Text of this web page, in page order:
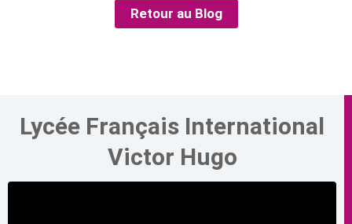
Retour au Blog
Lycée Français International
Victor Hugo